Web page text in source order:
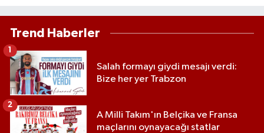
Trend Haberler
Salah formayı giydi mesajı verdi:
Bize her yer Trabzon
1
A Milli Takım'ın Belçika ve Fransa
maçlarını oynayacağı statlar
2